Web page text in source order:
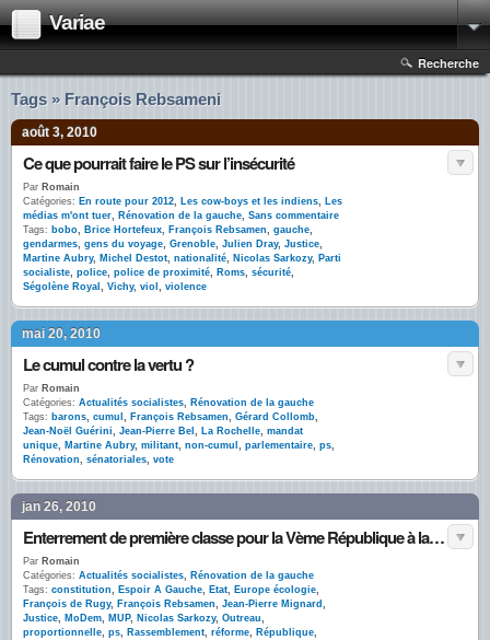
Variae
Recherche
Tags » François Rebsameni
août 3, 2010
Ce que pourrait faire le PS sur l’insécurité
Par Romain
Catégories: En route pour 2012, Les cow-boys et les indiens, Les
médias m'ont tuer, Rénovation de la gauche, Sans commentaire
Tags: bobo, Brice Hortefeux, François Rebsamen, gauche,
gendarmes, gens du voyage, Grenoble, Julien Dray, Justice,
Martine Aubry, Michel Destot, nationalité, Nicolas Sarkozy, Parti
socialiste, police, police de proximité, Roms, sécurité,
Ségolène Royal , Vichy, viol , violence
mai 20, 2010
Le cumul contre la vertu ?
Par Romain
Catégories: Actualités socialistes, Rénovation de la gauche
Tags: barons, cumul , François Rebsamen, Gérard Collomb,
Jean-Noël Guérini, Jean-Pierre Bel , La Rochelle, mandat
unique, Martine Aubry, militant, non-cumul , parlementaire, ps,
Rénovation, sénatoriales, vote
jan 26, 2010
Enterrement de première classe pour la Vème République à la Bellevilloise
Par Romain
Catégories: Actualités socialistes, Rénovation de la gauche
Tags: constitution, Espoir A Gauche, Etat, Europe écologie,
François de Rugy, François Rebsamen, Jean-Pierre Mignard ,
Justice, MoDem, MUP, Nicolas Sarkozy, Outreau,
proportionnelle, ps, Rassemblement, réforme, République,